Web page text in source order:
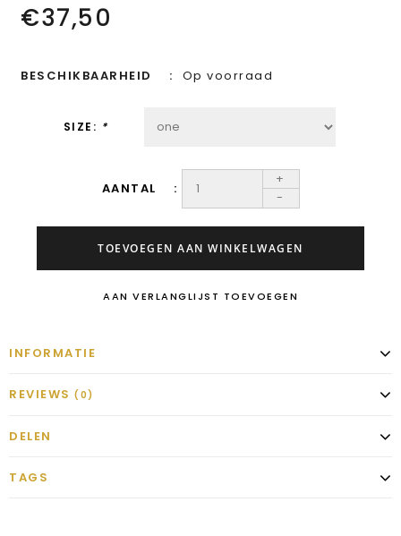
€37,50
BESCHIKBAARHEID Op voorraad
SIZE: *
AANTAL
+
-
TOEVOEGEN AAN WINKELWAGEN
AAN VERLANGLIJST TOEVOEGEN
INFORMATIE
REVIEWS (0)
DELEN
TAGS